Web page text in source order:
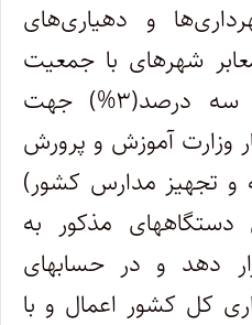
و دهیاری‌های
شهرهای با جمعیت
زیر پنجاه هزار نفر و سه درصد(۳%) جهت
وزارت آموزش و پرورش
و تجهیز مدارس کشور)
دستگاههای مذکور به
دهد و در حسابهای
کل کشور اعمال و با